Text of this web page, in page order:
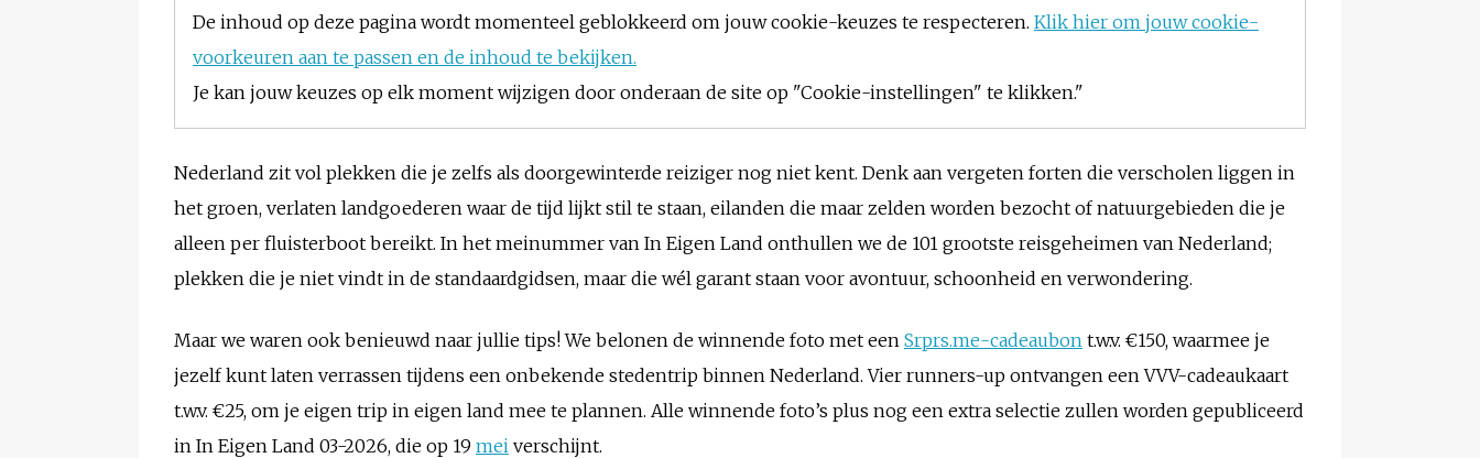
De inhoud op deze pagina wordt momenteel geblokkeerd om jouw cookie-keuzes te respecteren. Klik hier om jouw cookie-
voorkeuren aan te passen en de inhoud te bekijken.
Je kan jouw keuzes op elk moment wijzigen door onderaan de site op "Cookie-instellingen" te klikken."
Nederland zit vol plekken die je zelfs als doorgewinterde reiziger nog niet kent. Denk aan vergeten forten die verscholen liggen in
het groen, verlaten landgoederen waar de tijd lijkt stil te staan, eilanden die maar zelden worden bezocht of natuurgebieden die je
alleen per fluisterboot bereikt. In het meinummer van In Eigen Land onthullen we de 101 grootste reisgeheimen van Nederland;
plekken die je niet vindt in de standaardgidsen, maar die wél garant staan voor avontuur, schoonheid en verwondering.
Maar we waren ook benieuwd naar jullie tips! We belonen de winnende foto met een Srprs.me-cadeaubon t.w.v. €150, waarmee je
jezelf kunt laten verrassen tijdens een onbekende stedentrip binnen Nederland. Vier runners-up ontvangen een VVV-cadeaukaart
t.w.v. €25, om je eigen trip in eigen land mee te plannen. Alle winnende foto’s plus nog een extra selectie zullen worden gepubliceerd
in In Eigen Land 03-2026, die op 19 mei verschijnt.